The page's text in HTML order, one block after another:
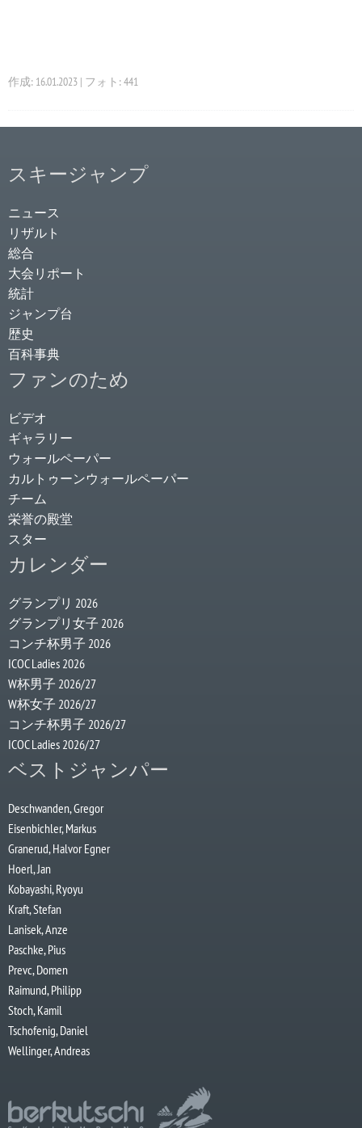
作成: 16.01.2023 | フォト: 441
スキージャンプ
ニュース
リザルト
総合
大会リポート
統計
ジャンプ台
歴史
百科事典
ファンのため
ビデオ
ギャラリー
ウォールペーパー
カルトゥーンウォールペーパー
チーム
栄誉の殿堂
スター
カレンダー
グランプリ 2026
グランプリ女子 2026
コンチ杯男子 2026
ICOC Ladies 2026
W杯男子 2026/27
W杯女子 2026/27
コンチ杯男子 2026/27
ICOC Ladies 2026/27
ベストジャンパー
Deschwanden, Gregor
Eisenbichler, Markus
Granerud, Halvor Egner
Hoerl, Jan
Kobayashi, Ryoyu
Kraft, Stefan
Lanisek, Anze
Paschke, Pius
Prevc, Domen
Raimund, Philipp
Stoch, Kamil
Tschofenig, Daniel
Wellinger, Andreas